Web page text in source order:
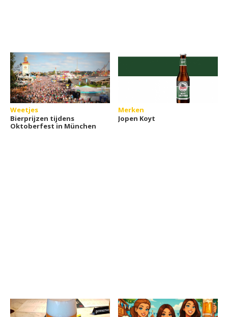
Weetjes
Bierprijzen tijdens
Oktoberfest in München
Merken
Jopen Koyt